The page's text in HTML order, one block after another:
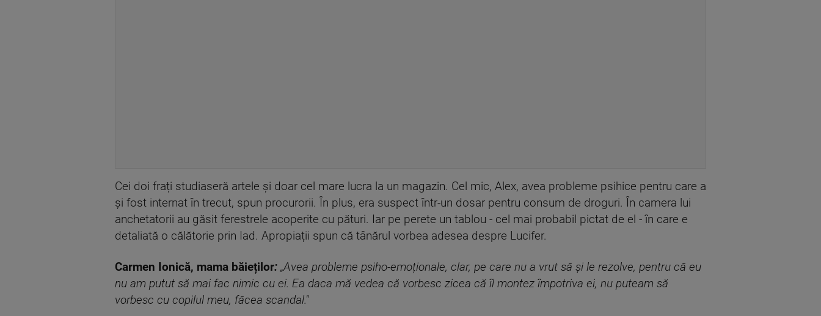
Cei doi frați studiaseră artele și doar cel mare lucra la un magazin. Cel mic, Alex, avea probleme psihice pentru care a
și fost internat în trecut, spun procurorii. În plus, era suspect într-un dosar pentru consum de droguri. În camera lui
anchetatorii au găsit ferestrele acoperite cu pături. Iar pe perete un tablou - cel mai probabil pictat de el - în care e
detaliată o călătorie prin Iad. Apropiații spun că tânărul vorbea adesea despre Lucifer.
Carmen Ionică, mama băieților: „Avea probleme psiho-emoționale, clar, pe care nu a vrut să și le rezolve, pentru că eu
nu am putut să mai fac nimic cu ei. Ea daca mă vedea că vorbesc zicea că îl montez împotriva ei, nu puteam să
vorbesc cu copilul meu, făcea scandal."